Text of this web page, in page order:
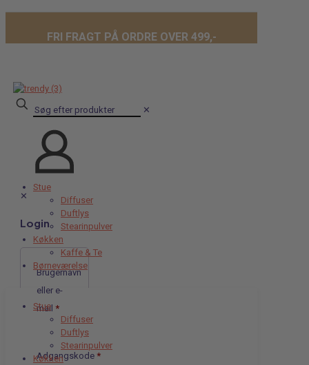
FRI FRAGT PÅ ORDRE OVER 499,-
✕
✕
Login
Brugernavn
eller e-
mail *
Adgangskode *
Stue
Diffuser
Duftlys
Stearinpulver
Køkken
Kaffe & Te
Børneværelse
Stue
Diffuser
Duftlys
Stearinpulver
Køkken